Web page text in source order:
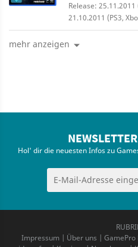
Release: 25.11.2011
21.10.2011 (PS3,
mehr anzeigen
Hol' dir die neuesten Infos zu
Impressum| Über uns | GamePro